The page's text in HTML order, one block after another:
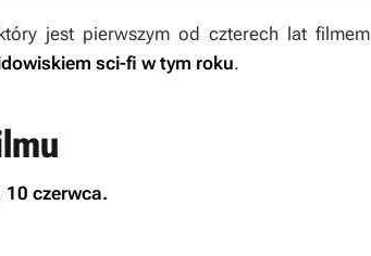
jest pierwszym od czterech lat filmem
sci-fi w tym roku.
10 czerwca.